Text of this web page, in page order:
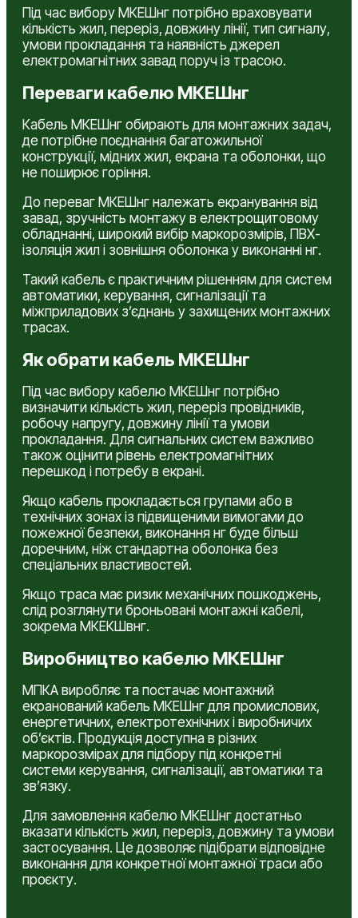
Під час вибору МКЕШнг потрібно враховувати
кількість жил, переріз, довжину лінії, тип сигналу,
умови прокладання та наявність джерел
електромагнітних завад поруч із трасою.
Переваги кабелю МКЕШнг
Кабель МКЕШнг обирають для монтажних задач,
де потрібне поєднання багатожильної
конструкції, мідних жил, екрана та оболонки, що
не поширює горіння.
До переваг МКЕШнг належать екранування від
завад, зручність монтажу в електрощитовому
обладнанні, широкий вибір маркорозмірів, ПВХ-
ізоляція жил і зовнішня оболонка у виконанні нг.
Такий кабель є практичним рішенням для систем
автоматики, керування, сигналізації та
міжприладових з’єднань у захищених монтажних
трасах.
Як обрати кабель МКЕШнг
Під час вибору кабелю МКЕШнг потрібно
визначити кількість жил, переріз провідників,
робочу напругу, довжину лінії та умови
прокладання. Для сигнальних систем важливо
також оцінити рівень електромагнітних
перешкод і потребу в екрані.
Якщо кабель прокладається групами або в
технічних зонах із підвищеними вимогами до
пожежної безпеки, виконання нг буде більш
доречним, ніж стандартна оболонка без
спеціальних властивостей.
Якщо траса має ризик механічних пошкоджень,
слід розглянути броньовані монтажні кабелі,
зокрема МКЕКШвнг.
Виробництво кабелю МКЕШнг
МПКА виробляє та постачає монтажний
екранований кабель МКЕШнг для промислових,
енергетичних, електротехнічних і виробничих
об’єктів. Продукція доступна в різних
маркорозмірах для підбору під конкретні
системи керування, сигналізації, автоматики та
зв’язку.
Для замовлення кабелю МКЕШнг достатньо
вказати кількість жил, переріз, довжину та умови
застосування. Це дозволяє підібрати відповідне
виконання для конкретної монтажної траси або
проєкту.